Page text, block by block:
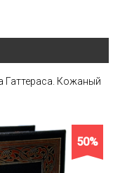
Гаттераса. Кожаный
50%